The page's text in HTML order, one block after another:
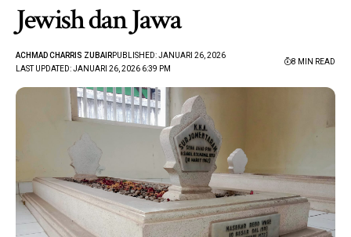
Jewish dan Jawa
LAST UPDATED: JANUARI 26, 2026 6:39 PM
ACHMAD CHARRIS ZUBAIRPUBLISHED: JANUARI 26, 2026
8 MIN READ